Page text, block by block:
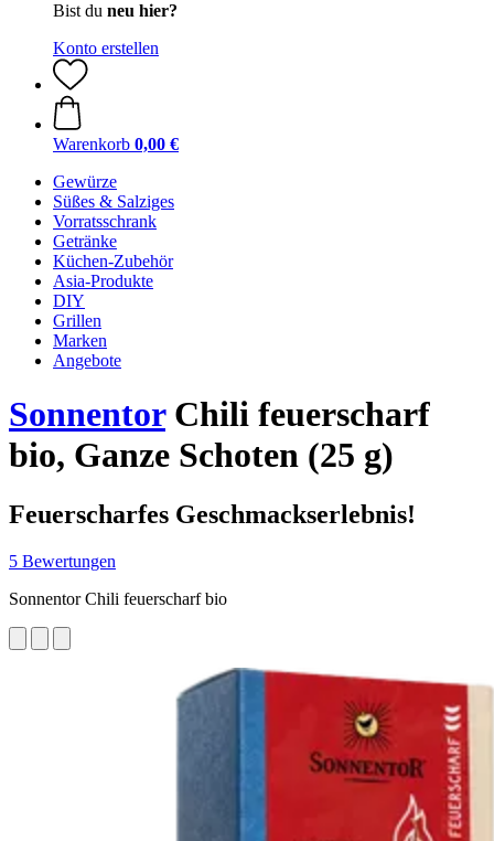
Bist du neu hier?
Konto erstellen
Warenkorb 0,00 €
Gewürze
Süßes & Salziges
Vorratsschrank
Getränke
Küchen-Zubehör
Asia-Produkte
DIY
Grillen
Marken
Angebote
SonnentorChili feuerscharf
bio, Ganze Schoten (25 g)
Feuerscharfes Geschmackserlebnis!
5 Bewertungen
Sonnentor Chili feuerscharf bio